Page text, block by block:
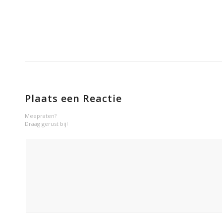
Plaats een Reactie
Meepraten?
Draag gerust bij!